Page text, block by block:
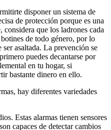
disponer un sistema de
de protección porque es una
que los ladrones cada
de todo género, por lo
ser asaltada. La prevención se
puedes decantarse por
en tu hogar, si
bastante dinero en ello.
hay diferentes variedades
Estas alarmas tienen sensores
capaces de detectar cambios